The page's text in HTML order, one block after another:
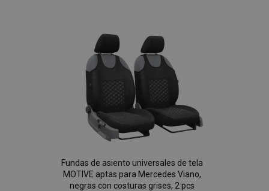
Fundas de asiento universales de tela
MOTIVE aptas para Mercedes Viano,
negras con costuras grises, 2 pcs